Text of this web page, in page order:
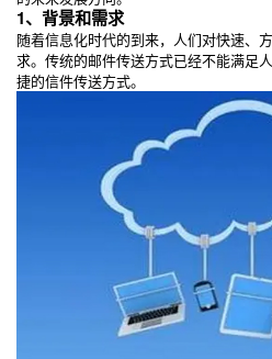
1、背景和需求
随着信息化时代的到来，人们对快速、
求。传统的邮件传送方式已经不能满足
捷的信件传送方式。